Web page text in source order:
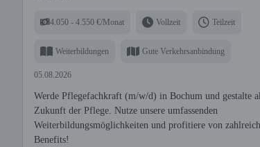
4.050 - 4.550 €/Monat Vollzeit Teilzeit
Weiterbildungen Gute Verkehrsanbindung
05.08.2026
Werde Pflegefachkraft (m/w/d) in Bochum und gestalte
Zukunft der Pflege. Nutze unsere umfassenden
Weiterbildungsmöglichkeiten und profitiere von
Benefits!